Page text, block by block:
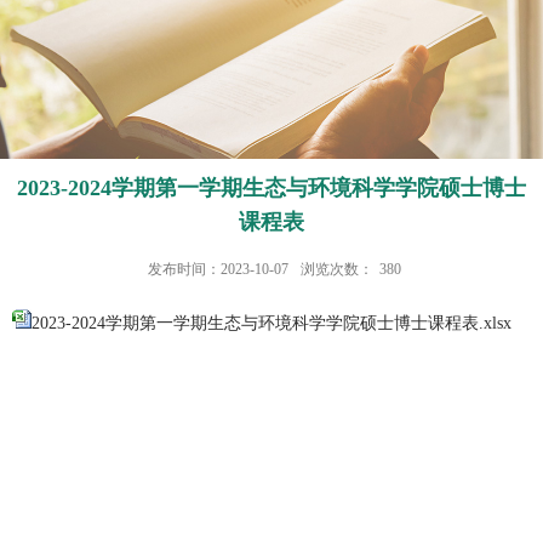
2023-2024学期第一学期生态与环境科学学院硕士博士
课程表
发布时间：2023-10-07 浏览次数： 380
2023-2024学期第一学期生态与环境科学学院硕士博士课程表.xlsx